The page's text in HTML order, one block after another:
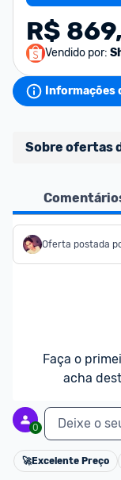
R$
Vendido por:
Informações
Sobre ofertas
Para maior
são aceitas
vendedores
As promoções
preços devem
dos últimos 3
outras lojas.
Oferta postada
Faça o
acha
0 Deixe o
🚀Excelente Preço